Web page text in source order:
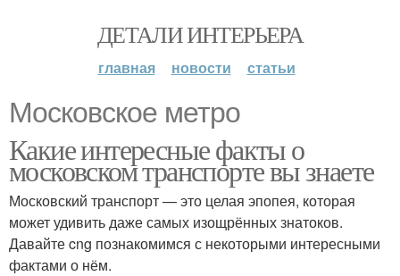
ДЕТАЛИ ИНТЕРЬЕРА
главная новости статьи
Московское метро
Какие интересные факты о
московском транспорте вы знаете
Московский транспорт — это целая эпопея, которая
может удивить даже самых изощрённых знатоков.
Давайте cng познакомимся с некоторыми интересными
фактами о нём.